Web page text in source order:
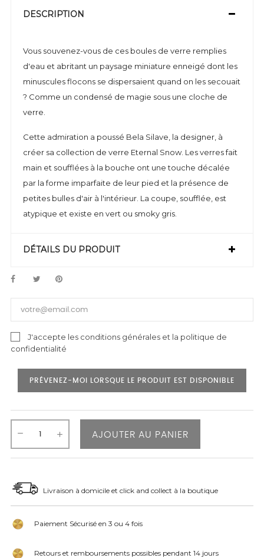
DESCRIPTION
Vous souvenez-vous de ces boules de verre remplies
d'eau et abritant un paysage miniature enneigé dont les
minuscules flocons se dispersaient quand on les secouait
? Comme un condensé de magie sous une cloche de
verre.
Cette admiration a poussé Bela Silave, la designer, à
créer sa collection de verre Eternal Snow. Les verres fait
main et soufflées à la bouche ont une touche décalée
par la forme imparfaite de leur pied et la présence de
petites bulles d'air à l'intérieur. La coupe, soufflée, est
atypique et existe en vert ou smoky gris.
DÉTAILS DU PRODUIT
J'accepte les conditions générales et la politique de
confidentialité
PRÉVENEZ-MOI LORSQUE LE PRODUIT EST DISPONIBLE
AJOUTER AU PANIER
Livraison à domicile et click and collect à la boutique
Paiement Sécurisé en 3 ou 4 fois
Retours et remboursements possibles pendant 14 jours